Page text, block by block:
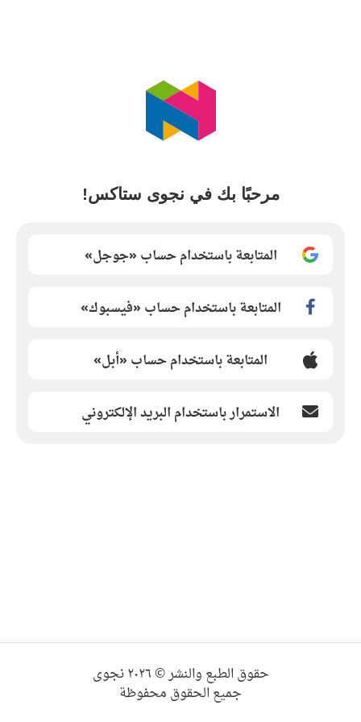
مرحبًا بك في نجوى ستاكس!
المتابعة باستخدام حساب «جوجل»
المتابعة باستخدام حساب «فيسبوك»
المتابعة باستخدام حساب «أبل»
الاستمرار باستخدام البريد الإلكتروني
حقوق الطبع والنشر © ٢٠٢٦ نجوى
جميع الحقوق محفوظة